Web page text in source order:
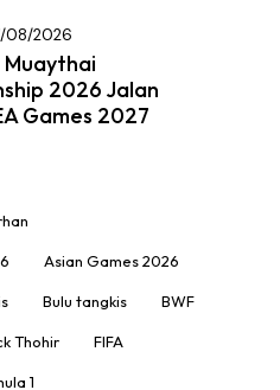
08/2026
Muaythai
2026 Jalan
Games 2027
Asian Games 2026
Bulu tangkis BWF
Thohir FIFA
1